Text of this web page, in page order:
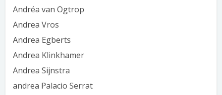
Andréa van Ogtrop
Andrea Vros
Andrea Egberts
Andrea Klinkhamer
Andrea Sijnstra
andrea Palacio Serrat